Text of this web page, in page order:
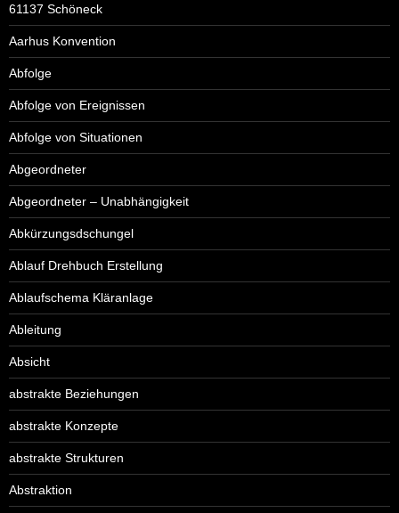
61137 Schöneck
Aarhus Konvention
Abfolge
Abfolge von Ereignissen
Abfolge von Situationen
Abgeordneter
Abgeordneter – Unabhängigkeit
Abkürzungsdschungel
Ablauf Drehbuch Erstellung
Ablaufschema Kläranlage
Ableitung
Absicht
abstrakte Beziehungen
abstrakte Konzepte
abstrakte Strukturen
Abstraktion